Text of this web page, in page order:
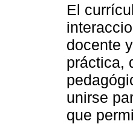
El
docente
práctica,
unirse
que